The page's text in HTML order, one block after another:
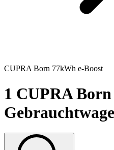
CUPRA Born 77kWh e-Boost
1 CUPRA